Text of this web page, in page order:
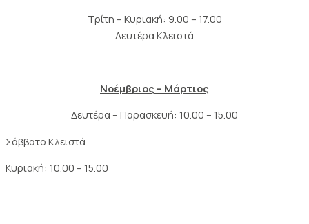
Τρίτη – Κυριακή: 9.00 – 17.00
Δευτέρα Κλειστά
Νοέμβριος – Μάρτιος
Δευτέρα – Παρασκευή: 10.00 – 15.00
Σάββατο Κλειστά
Κυριακή: 10.00 – 15.00